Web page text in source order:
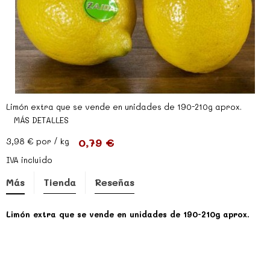
Limón extra que se vende en unidades de 190-210g aprox.
MÁS DETALLES
3,98 € por / kg 0,79 €
IVA incluído
Más Tienda Reseñas
Limón extra que se vende en unidades de 190-210g aprox.